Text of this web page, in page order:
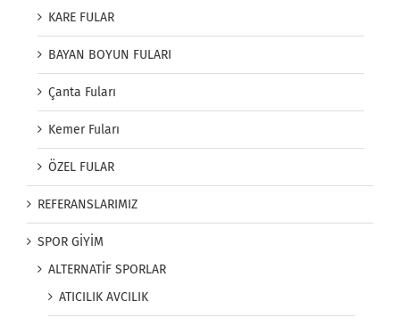
KARE FULAR
BAYAN BOYUN FULARI
Çanta Fuları
Kemer Fuları
ÖZEL FULAR
REFERANSLARIMIZ
SPOR GİYİM
ALTERNATİF SPORLAR
ATICILIK AVCILIK